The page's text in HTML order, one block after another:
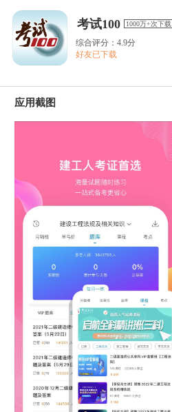
考试100 1000万+次下载
综合评分：4.9分
好友已下载
应用截图